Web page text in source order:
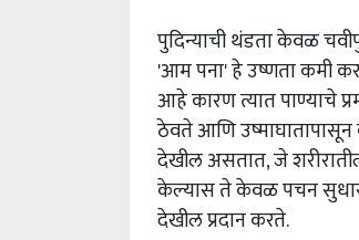
पुदिन्याची थंडता केवळ
'आम पना' हे उष्णता कमी
आहे कारण त्यात पाण्याचे
ठेवते आणि
देखील असतात, जे
केल्यास ते केवळ पचन
देखील प्रदान करते.